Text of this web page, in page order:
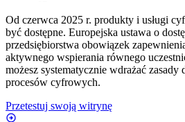
Od czerwca 2025 r. produkty i usługi
być dostępne. Europejska ustawa o
przedsiębiorstwa obowiązek
aktywnego wspierania równego
możesz systematycznie wdrażać zasady
procesów cyfrowych.
Przetestuj swoją witrynę